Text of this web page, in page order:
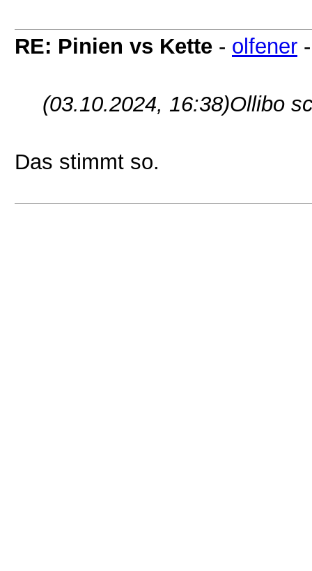
RE: Pinien vs Kette - olfener
(03.10.2024, 16:38)Ollibo
Das stimmt so.